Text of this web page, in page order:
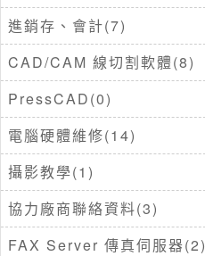
進銷存、會計(7)
CAD/CAM 線切割軟體(8)
PressCAD(0)
電腦硬體維修(14)
攝影教學(1)
協力廠商聯絡資料(3)
FAX Server 傳真伺服器(2)